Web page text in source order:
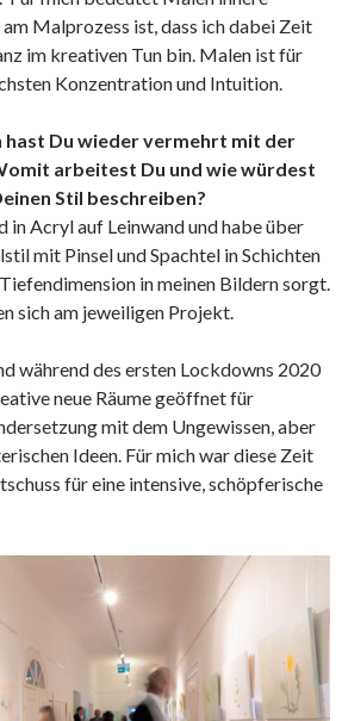
Malprozess ist, dass ich dabei Zeit
im kreativen Tun bin. Malen ist für
Konzentration und Intuition.
hast Du wieder vermehrt mit der
arbeitest Du und wie würdest
Stil beschreiben?
in Acryl auf Leinwand und habe über
mit Pinsel und Spachtel in Schichten
in meinen Bildern sorgt.
sich am jeweiligen Projekt.
während des ersten Lockdowns 2020
neue Räume geöffnet für
mit dem Ungewissen, aber
Ideen. Für mich war diese Zeit
für eine intensive, schöpferische